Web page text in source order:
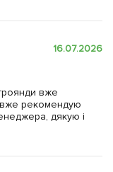
16.07.2026
вже
рекомендую
дякую і